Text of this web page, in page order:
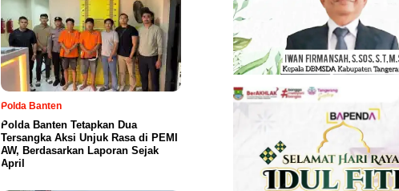
Polda Banten
Polda Banten Tetapkan Dua
Tersangka Aksi Unjuk Rasa di PEMI
AW, Berdasarkan Laporan Sejak
April